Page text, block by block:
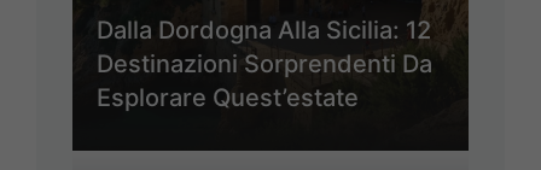
Dalla Dordogna Alla Sicilia: 12
Destinazioni Sorprendenti Da
Esplorare Quest’estate